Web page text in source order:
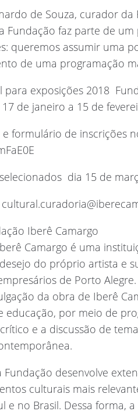
de Souza, curador
Fundação faz parte de
queremos assumir
de uma programação
para exposições 2018 
de janeiro a 15 de
e formulário de inscrições
 dia 15 de
Iberê Camargo
Camargo é uma
do próprio artista e
de Porto
da obra de Iberê
educação, por meio de
e a discussão de
Fundação desenvolve
culturais mais
e no Brasil. Dessa forma,